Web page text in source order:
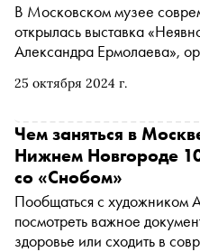
25 октября 2024 г.
В Московском музее
открылась выставка
Александра Ермолаева»,
Александра Ермолаева
метафизической живописи.
250 работ, объединенных в
предметный дизайн
учеников из «Мастерской-
социально-культурной
Чем заняться в
Нижнем Новгороде
со «Снобом»
Пообщаться с художником
посмотреть важное
здоровье или сходить в